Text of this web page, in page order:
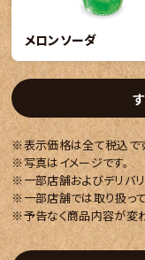
メロンソーダ
※表示価格は全て税込で
※写真はイメージです。
※一部店舗およびデリバ
※一部店舗では取り扱っ
※予告なく商品内容が変